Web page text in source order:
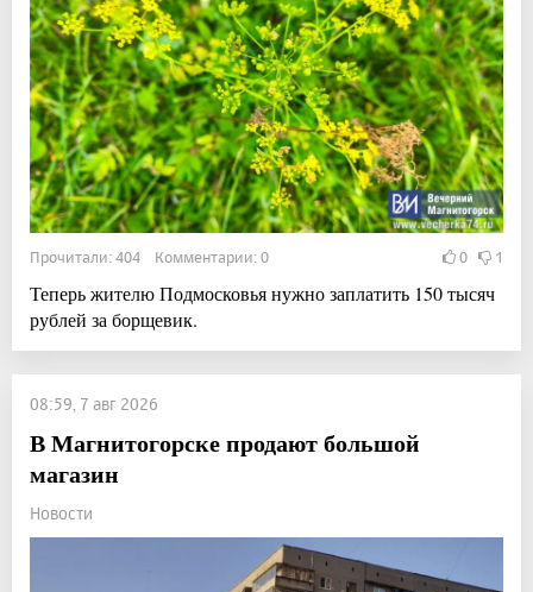
Прочитали: 404 Комментарии: 0 0 1
Теперь жителю Подмосковья нужно заплатить 150 тысяч
рублей за борщевик.
08:59, 7 авг 2026
В Магнитогорске продают большой
магазин
Новости